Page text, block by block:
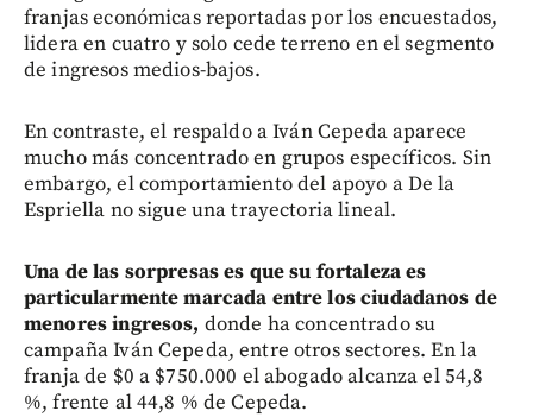
franjas económicas reportadas por los encuestados,
lidera en cuatro y solo cede terreno en el segmento
de ingresos medios-bajos.
En contraste, el respaldo a Iván Cepeda aparece
mucho más concentrado en grupos específicos. Sin
embargo, el comportamiento del apoyo a De la
Espriella no sigue una trayectoria lineal.
Una de las sorpresas es que su fortaleza es
particularmente marcada entre los ciudadanos de
menores ingresos, donde ha concentrado su
campaña Iván Cepeda, entre otros sectores. En la
franja de $0 a $750.000 el abogado alcanza el 54,8
%, frente al 44,8 % de Cepeda.